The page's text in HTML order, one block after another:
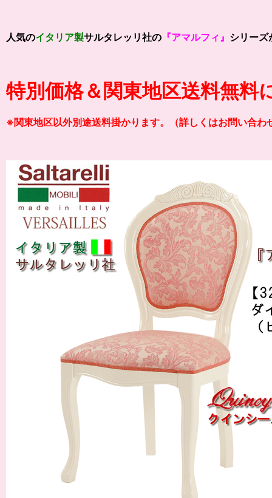
人気のイタリア製サルタレッリ社の 『アマルフィ』 シリーズ
特別価格＆関東地区送料無料
※関東地区以外別途送料掛かります。（詳しくはお問い合わ